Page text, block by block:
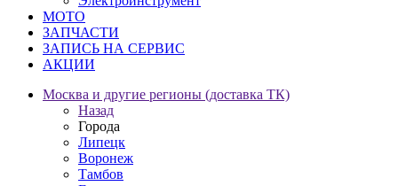
МОТО
ЗАПЧАСТИ
ЗАПИСЬ НА СЕРВИС
АКЦИИ
Москва и другие регионы (доставка ТК)
Назад
Города
Липецк
Воронеж
Тамбов